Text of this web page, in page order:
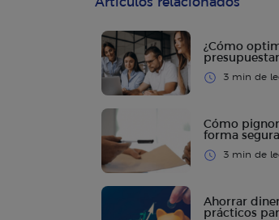
Artículos relacionados
¿Cómo
3 min de
Cómo
forma segura
3 min de
Ahorrar
prácticos